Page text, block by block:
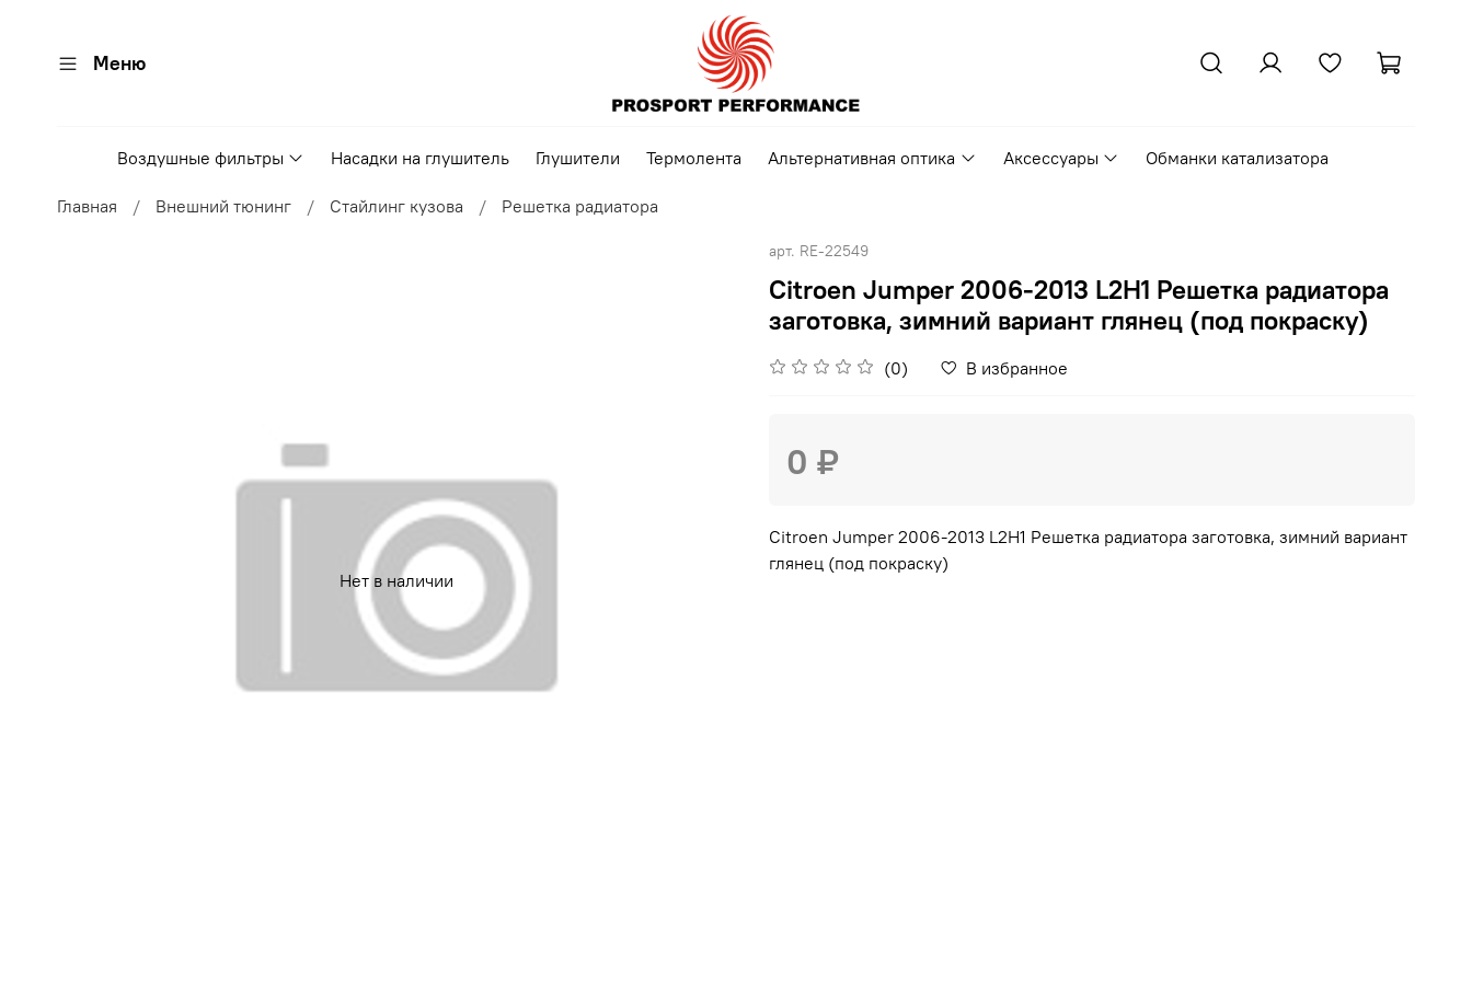
Меню
Воздушные фильтры Насадки на глушитель Глушители Термолента Альтернативная оптика Аксессуары Обманки катализатора
Главная Внешний тюнинг Стайлинг кузова Решетка радиатора
Нет в наличии
арт. RE-22549
Citroen Jumper 2006-2013 L2H1 Решетка радиатора
заготовка, зимний вариант глянец (под покраску)
(0) В избранное
0 ₽
Citroen Jumper 2006-2013 L2H1 Решетка радиатора заготовка, зимний вариант
глянец (под покраску)